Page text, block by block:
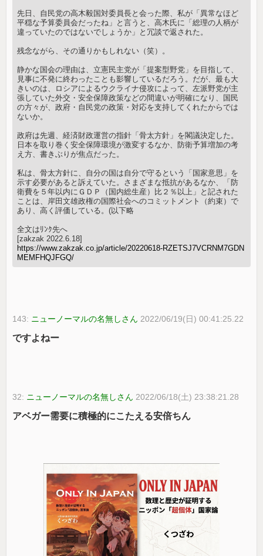
先日、自民党の高木毅国対委員長と会った際、私が「異常なほど
平穏な予算委員会だったね」と言うと、高木氏に「総理の人柄が
違っていたのではないでしょうか」と冗談で返された。
残念ながら、その通りかもしれない（笑）。
静かな国会の理由は、立憲民主党が「提案型野党」を目指して、
見事に不発に終わったことも影響しているだろう。だが、最も大
きいのは、ロシアによるウクライナ侵攻によって、左派野党が主
張していた外交・安全保障政策などの間違いが明確になり、国民
の方々が、政府・自民党の政策・対応を支持してくれたからでは
ないか。
政府は先週、経済財政運営の指針「骨太方針」を閣議決定した。
日本を取り巻く安全保障環境が激変するなか、防衛予算増加の考
え方、書きぶりが焦点だった。
私は、骨太方針に、自分の国は自分で守るという「国家意思」を
示す必要があると訴えていた。さまざまな抵抗があるなか、「防
衛費を５年以内にＧＤＰ（国内総生産）比２％以上」と記された
ことは、岸田文雄政権の国際社会へのコミットメント（約束）で
あり、高く評価している。(以下略
全文はﾘﾝｸ先へ
[zakzak 2022.6.18]
https://www.zakzak.co.jp/article/20220618-RZETSJ7VCRNM7GDN
MEMFHQJFGQ/
143: ニューノーマルの名無しさん 2022/06/19(日) 00:41:25.22
ですよねー
32: ニューノーマルの名無しさん 2022/06/18(土) 23:38:21.28
アベガー需要に積極的にこたえる安倍ちん